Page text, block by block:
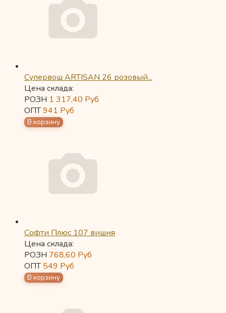
Супервош ARTISAN 26 розовый...
Цена склада:
РОЗН 1 317,40 Руб
ОПТ941 Руб
Софти Плюс 107 вишня
Цена склада:
РОЗН 768,60 Руб
ОПТ549 Руб